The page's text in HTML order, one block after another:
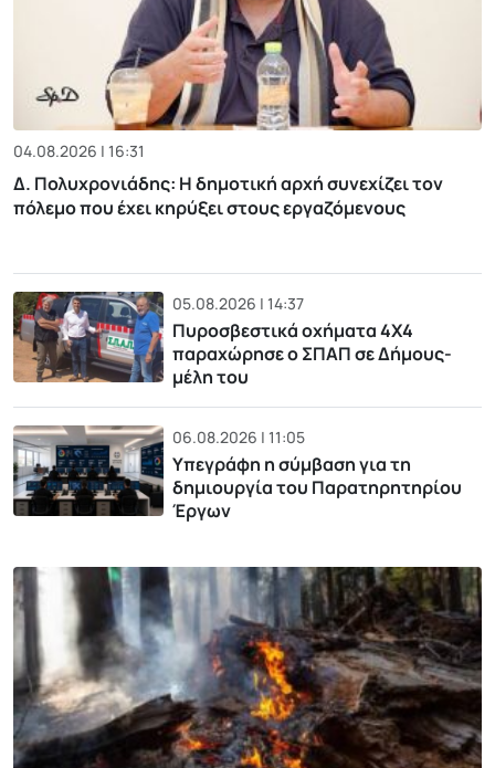
04.08.2026 | 16:31
Δ. Πολυχρονιάδης: Η δημοτική αρχή συνεχίζει τον
πόλεμο που έχει κηρύξει στους εργαζόμενους
05.08.2026 | 14:37
Πυροσβεστικά οχήματα 4Χ4
παραχώρησε ο ΣΠΑΠ σε Δήμους-
μέλη του
06.08.2026 | 11:05
Υπεγράφη η σύμβαση για τη
δημιουργία του Παρατηρητηρίου
Έργων